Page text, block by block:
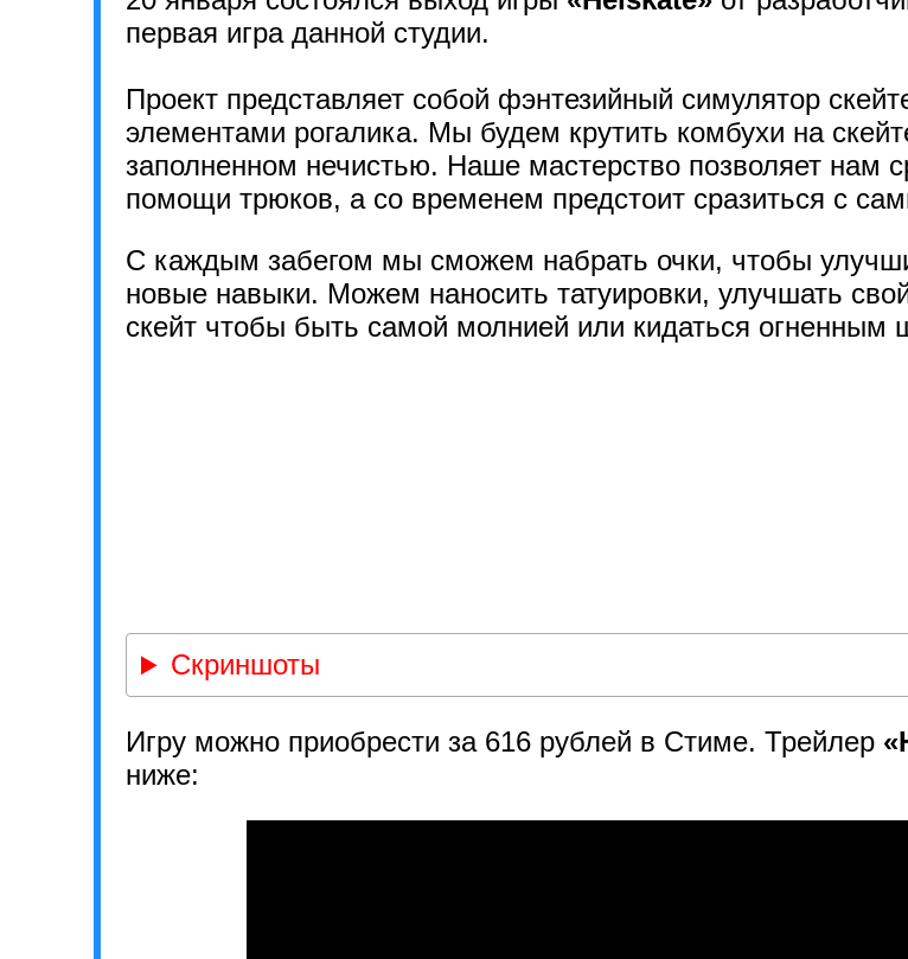
первая игра данной студии.
Проект представляет собой фэнтезийный симулятор
элементами рогалика. Мы будем крутить комбухи на
заполненном нечистью. Наше мастерство позволяет нам
помощи трюков, а со временем предстоит сразиться с
С каждым забегом мы сможем набрать очки, чтобы
новые навыки. Можем наносить татуировки, улучшать
скейт чтобы быть самой молнией или кидаться огненным
Скриншоты
Игру можно приобрести за 616 рублей в Стиме. Трейлер
ниже: